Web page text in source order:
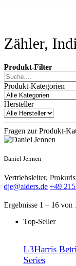
Zähler,
Produkt-Filter
Produkt-Kategorien
Hersteller
Fragen zur Produkt-
Daniel Jennen
Vertriebsleiter,
dje@alders.de +49
Ergebnisse 1 – 16 von
Top-Seller
L3Harris
Series